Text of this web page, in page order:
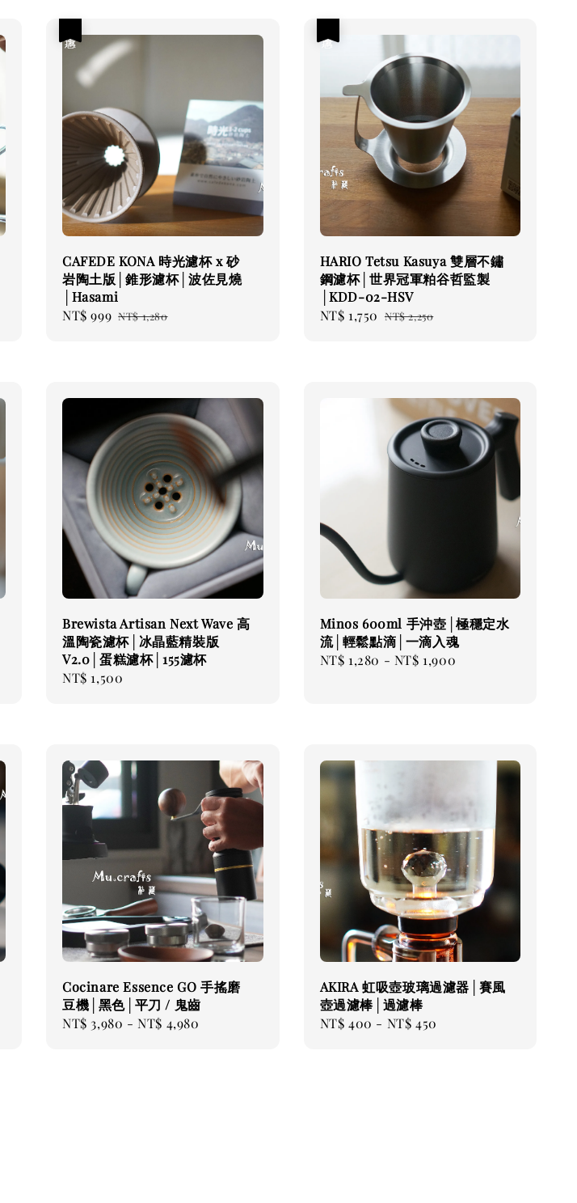
CAFEDE KONA 時光濾杯 x 砂
岩陶土版│錐形濾杯│波佐見燒
│Hasami
Sale
NT$ 999 Regular
NT$ 1,280
HARIO Tetsu Kasuya 雙層不鏽
鋼濾杯│世界冠軍粕谷哲監製
│KDD-02-HSV
Sale
NT$ 1,750 Regular
NT$ 2,250
Brewista Artisan Next Wave 高
溫陶瓷濾杯│冰晶藍精裝版
V2.0│蛋糕濾杯│155濾杯
Regular
NT$ 1,500
Minos 600ml 手沖壺│極穩定水
流│輕鬆點滴│一滴入魂
Regular
NT$ 1,280 - NT$ 1,900
Cocinare Essence GO 手搖磨
豆機│黑色│平刀 / 鬼齒
Regular
NT$ 3,980 -NT$ 4,980
AKIRA 虹吸壺玻璃過濾器│賽風
壺過濾棒│過濾棒
Regular
NT$ 400 - NT$ 450